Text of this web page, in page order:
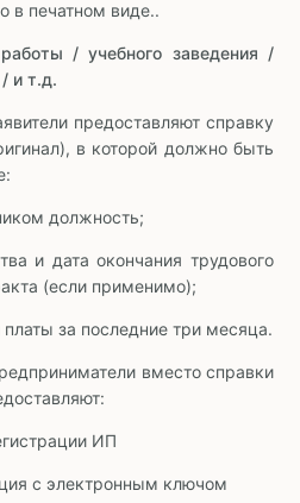
в печатном виде..
/ учебного заведения /
и т.д.
предоставляют справку
в которой должно быть
должность;
и дата окончания трудового
(если применимо);
за последние три месяца.
вместо справки
ИП
с электронным ключом